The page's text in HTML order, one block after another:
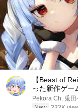
【Beast of
った新作ゲー
田ぺこら】※
Pekora Ch. 兎田